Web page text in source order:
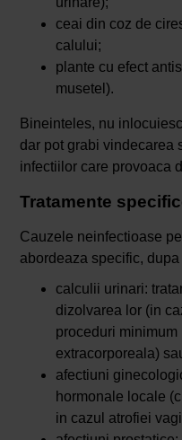
ceai din coz de
calului;
plante cu efect
musetel).
Bineinteles, nu
dar pot grabi vindecarea
infectiilor care provoaca
Tratamente
Cauzele neinfectioase
abordeaza specific,
calculii urinari:
dizolvarea lor (in
proceduri
extracorporeala)
afectiuni
hormonale locale
in cazul atrofiei